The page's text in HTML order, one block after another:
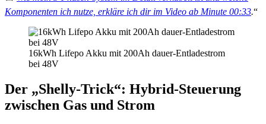
Komponenten ich nutze, erkläre ich dir im Video ab Minute 00:33.“
16kWh Lifepo Akku mit 200Ah dauer-Entladestrom
bei 48V
Der „Shelly-Trick“: Hybrid-Steuerung
zwischen Gas und Strom